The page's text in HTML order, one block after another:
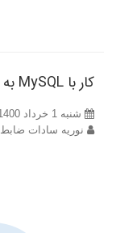
کار با MySQL به همراه Node.js
شنبه 1 خرداد 1400
نوریه سادات ضابط